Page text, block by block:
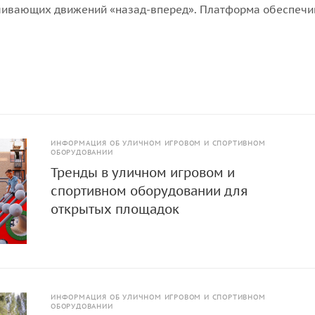
движений «назад-вперед». Платформа
ИНФОРМАЦИЯ ОБ УЛИЧНОМ ИГРОВОМ И СПОРТИВНОМ
ОБОРУДОВАНИИ
Тренды в уличном игровом и
спортивном оборудовании для
открытых площадок
ИНФОРМАЦИЯ ОБ УЛИЧНОМ ИГРОВОМ И СПОРТИВНОМ
ОБОРУДОВАНИИ